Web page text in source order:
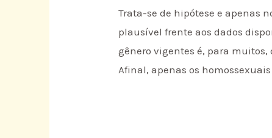
Trata-se de hipótese e apenas
plausível frente aos dados
gênero vigentes é, para
Afinal, apenas os